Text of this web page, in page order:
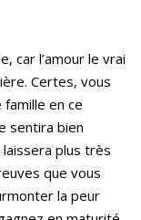
car l’amour le vrai
Certes, vous
en ce
sentira bien
laissera plus très
que vous
la peur